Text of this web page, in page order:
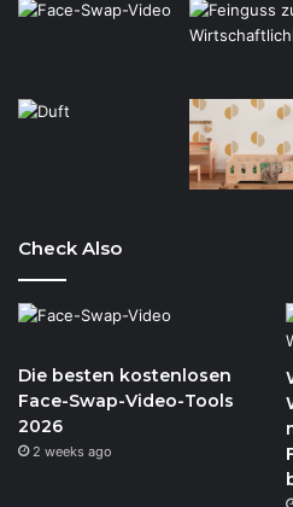
Check Also
Die besten kostenlosen
Face-Swap-Video-Tools
2026
2 weeks ago